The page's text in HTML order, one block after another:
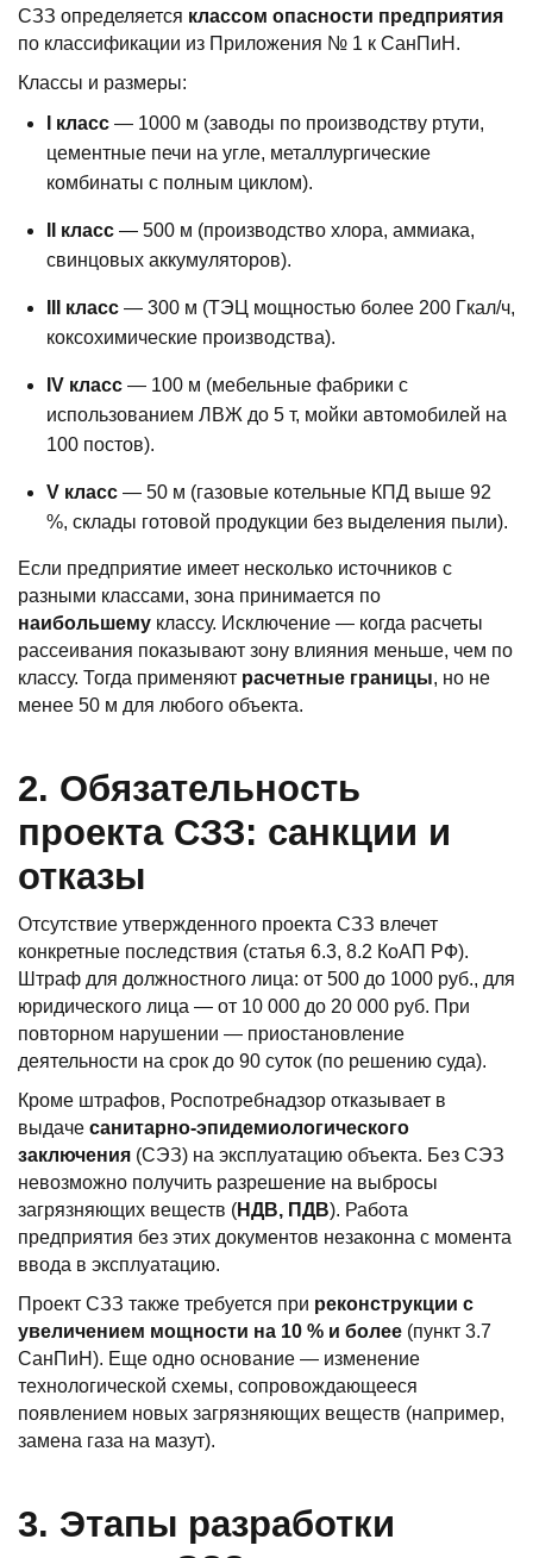
СЗЗ определяется классом опасности предприятия
по классификации из Приложения № 1 к СанПиН.
Классы и размеры:
I класс — 1000 м (заводы по производству ртути,
цементные печи на угле, металлургические
комбинаты с полным циклом).
II класс — 500 м (производство хлора, аммиака,
свинцовых аккумуляторов).
III класс — 300 м (ТЭЦ мощностью более 200 Гкал/ч,
коксохимические производства).
IV класс — 100 м (мебельные фабрики с
использованием ЛВЖ до 5 т, мойки автомобилей на
100 постов).
V класс — 50 м (газовые котельные КПД выше 92
%, склады готовой продукции без выделения пыли).
Если предприятие имеет несколько источников с
разными классами, зона принимается по
наибольшему классу. Исключение — когда расчеты
рассеивания показывают зону влияния меньше, чем по
классу. Тогда применяют расчетные границы, но не
менее 50 м для любого объекта.
2. Обязательность
проекта СЗЗ: санкции и
отказы
Отсутствие утвержденного проекта СЗЗ влечет
конкретные последствия (статья 6.3, 8.2 КоАП РФ).
Штраф для должностного лица: от 500 до 1000 руб., для
юридического лица — от 10 000 до 20 000 руб. При
повторном нарушении — приостановление
деятельности на срок до 90 суток (по решению суда).
Кроме штрафов, Роспотребнадзор отказывает в
выдаче санитарно-эпидемиологического
заключения (СЭЗ) на эксплуатацию объекта. Без СЭЗ
невозможно получить разрешение на выбросы
загрязняющих веществ (НДВ, ПДВ). Работа
предприятия без этих документов незаконна с момента
ввода в эксплуатацию.
Проект СЗЗ также требуется при реконструкции с
увеличением мощности на 10 % и более (пункт 3.7
СанПиН). Еще одно основание — изменение
технологической схемы, сопровождающееся
появлением новых загрязняющих веществ (например,
замена газа на мазут).
3. Этапы разработки